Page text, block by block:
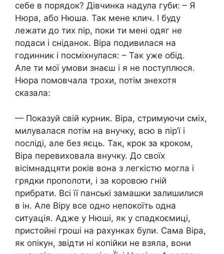
себе в порядок? Дівчинка надула губи: – Я
Нюра, або Нюша. Так мене клич. І буду
лежати до тих пір, поки ти мені одяг не
подаси і сніданок. Віра подивилася на
годинник і посміхнулася: – Так уже обід.
Але ти мої умови знаєш і я не поступлюся.
Нюра помовчала трохи, потім знехотя
сказала:
— Показуй свій курник. Віра, стримуючи сміх,
милувалася потім на внучку, всю в пір’ї і
посліді, але без яєць. Так, крок за кроком,
Віра перевиховала внучку. До своїх
вісімнадцяти років вона з легкістю могла і
грядки прополоти, і за коровою гній
прибрати. Всі її панські замашки залишилися
в ін. Але Віру все одно непокоїть одна
ситуація. Адже у Нюші, як у спадкоємиці,
пристойні гроші на рахунках були. Сама Віра,
як опікун, звідти ні копійки не взяла, вони